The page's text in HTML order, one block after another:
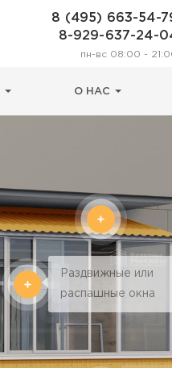
8 (495) 663-54-
8-929-637-24-
пн-вс 08:00 -
О НАС
Раздвижные или
распашные окна